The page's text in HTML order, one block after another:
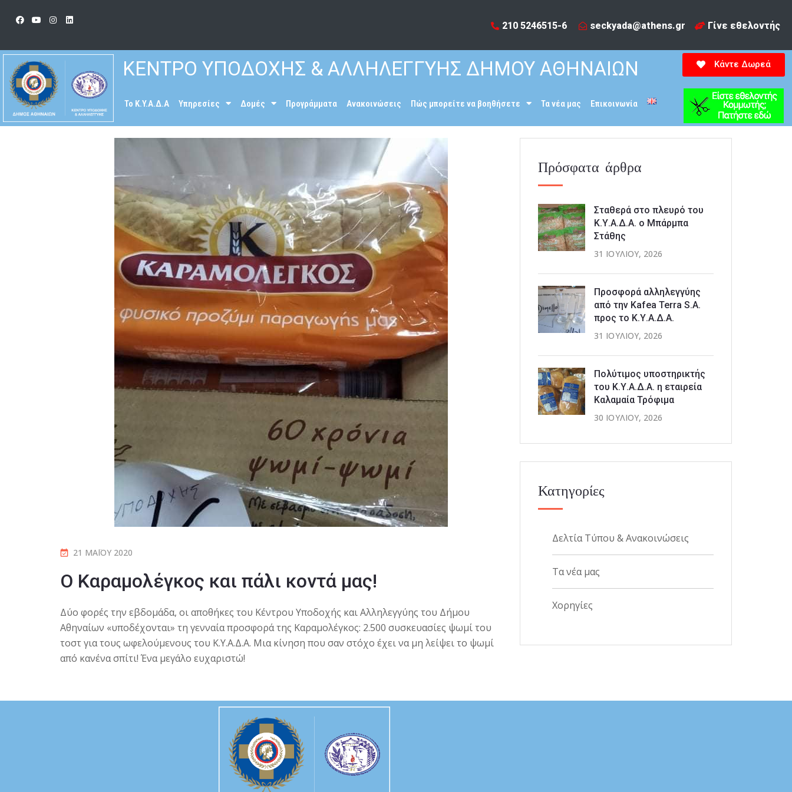
210 5246515-6​ seckyada@athens.gr Γίνε εθελοντής
ΚΕΝΤΡΟ ΥΠΟΔΟΧΗΣ & ΑΛΛΗΛΕΓΓΥΗΣ ΔΗΜΟΥ ΑΘΗΝΑΙΩΝ
To K.Y.A.Δ.Α Υπηρεσίες Δομές Προγράμματα Ανακοινώσεις Πώς μπορείτε να βοηθήσετε Τα νέα μας Επικοινωνία
Κάντε Δωρεά
21 ΜΑΪ́ΟΥ 2020
O Kαραμολέγκος και πάλι κοντά μας!
Δύο φορές την εβδομάδα, οι αποθήκες του Κέντρου Υποδοχής και Αλληλεγγύης του Δήμου
Αθηναίων «υποδέχονται» τη γενναία προσφορά της Καραμολέγκος: 2.500 συσκευασίες ψωμί του
τοστ για τους ωφελούμενους του Κ.Υ.Α.Δ.Α. Μια κίνηση που σαν στόχο έχει να μη λείψει το ψωμί
από κανένα σπίτι! Ένα μεγάλο ευχαριστώ!
Πρόσφατα άρθρα
Σταθερά στο πλευρό του
Κ.Υ.Α.Δ.Α. ο Μπάρμπα
Στάθης
31 ΙΟΥΛΊΟΥ, 2026
Προσφορά αλληλεγγύης
από την Kafea Terra S.A.
προς το Κ.Υ.Α.Δ.Α.
31 ΙΟΥΛΊΟΥ, 2026
Πολύτιμος υποστηρικτής
του Κ.Υ.Α.Δ.Α. η εταιρεία
Καλαμαία Τρόφιμα
30 ΙΟΥΛΊΟΥ, 2026
Κατηγορίες
Δελτία Τύπου & Ανακοινώσεις
Τα νέα μας
Χορηγίες